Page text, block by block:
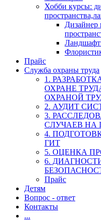
Хобби курсы:
Дизайнер
Прайс
Служба охраны труда
1.
ОХРАНЕ
ОХРАНОЙ
2. АУДИТ
3.
СЛУЧАЕВ НА
4.
ГИТ
5. ОЦЕНКА
6.
Прайс
Детям
Вопрос - ответ
Контакты
...